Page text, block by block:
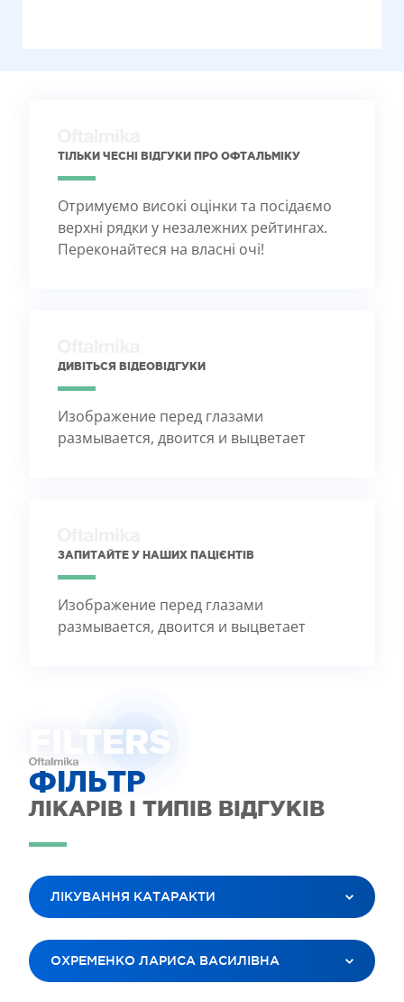
ТІЛЬКИ ЧЕСНІ ВІДГУКИ ПРО ОФТАЛЬМІКУ
Отримуємо високі оцінки та посідаємо
верхні рядки у незалежних рейтингах.
Переконайтеся на власні очі!
ДИВІТЬСЯ ВІДЕОВІДГУКИ
Изображение перед глазами
размывается, двоится и выцветает
ЗАПИТАЙТЕ У НАШИХ ПАЦІЄНТІВ
Изображение перед глазами
размывается, двоится и выцветает
FILTERS
ФІЛЬТР
ЛІКАРІВ І ТИПІВ ВІДГУКІВ
ЛІКУВАННЯ КАТАРАКТИ
ВСІ ПОСЛУГИ
ЛАЗЕРНА КОРЕКЦІЯ ЗОРУ
ОХРЕМЕНКО ЛАРИСА ВАСИЛІВНА